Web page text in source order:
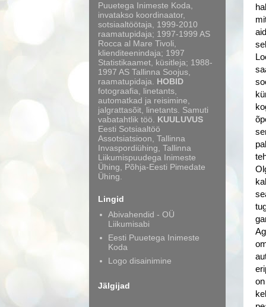
Puuetega Inimeste Koda,
invatakso koordinaator,
sotsiaaltöötaja, 1999-2010
raamatupidaja; 1997-1999 AS
Rocca al Mare Tivoli,
klienditeenindaja; 1997
Statistikaamet, küsitleja; 1988-
1997 AS Tallinna Soojus,
raamatupidaja. HOBID
fotograafia, linetants,
automatkad ja reisimine,
jalgrattasõit, linetants. Samuti
vabatahtlik töö. KUULUVUS
Eesti Sotsiaaltöö
Assotsiatsioon, Tallinna
Invaspordiühing, Tallinna
Liikumispuudega Inimeste
Ühing, Põhja-Eesti Pimedate
Ühing.
Lingid
Abivahendid - OÜ
Liikumisabi
Eesti Puuetega Inimeste
Koda
Logo disainimine
Jälgijad